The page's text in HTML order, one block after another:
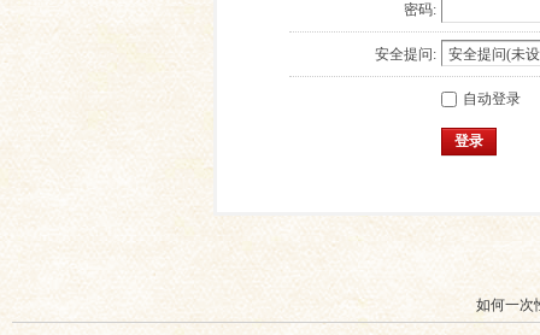
密码:
安全提问:
自动登录
登录
如何一次